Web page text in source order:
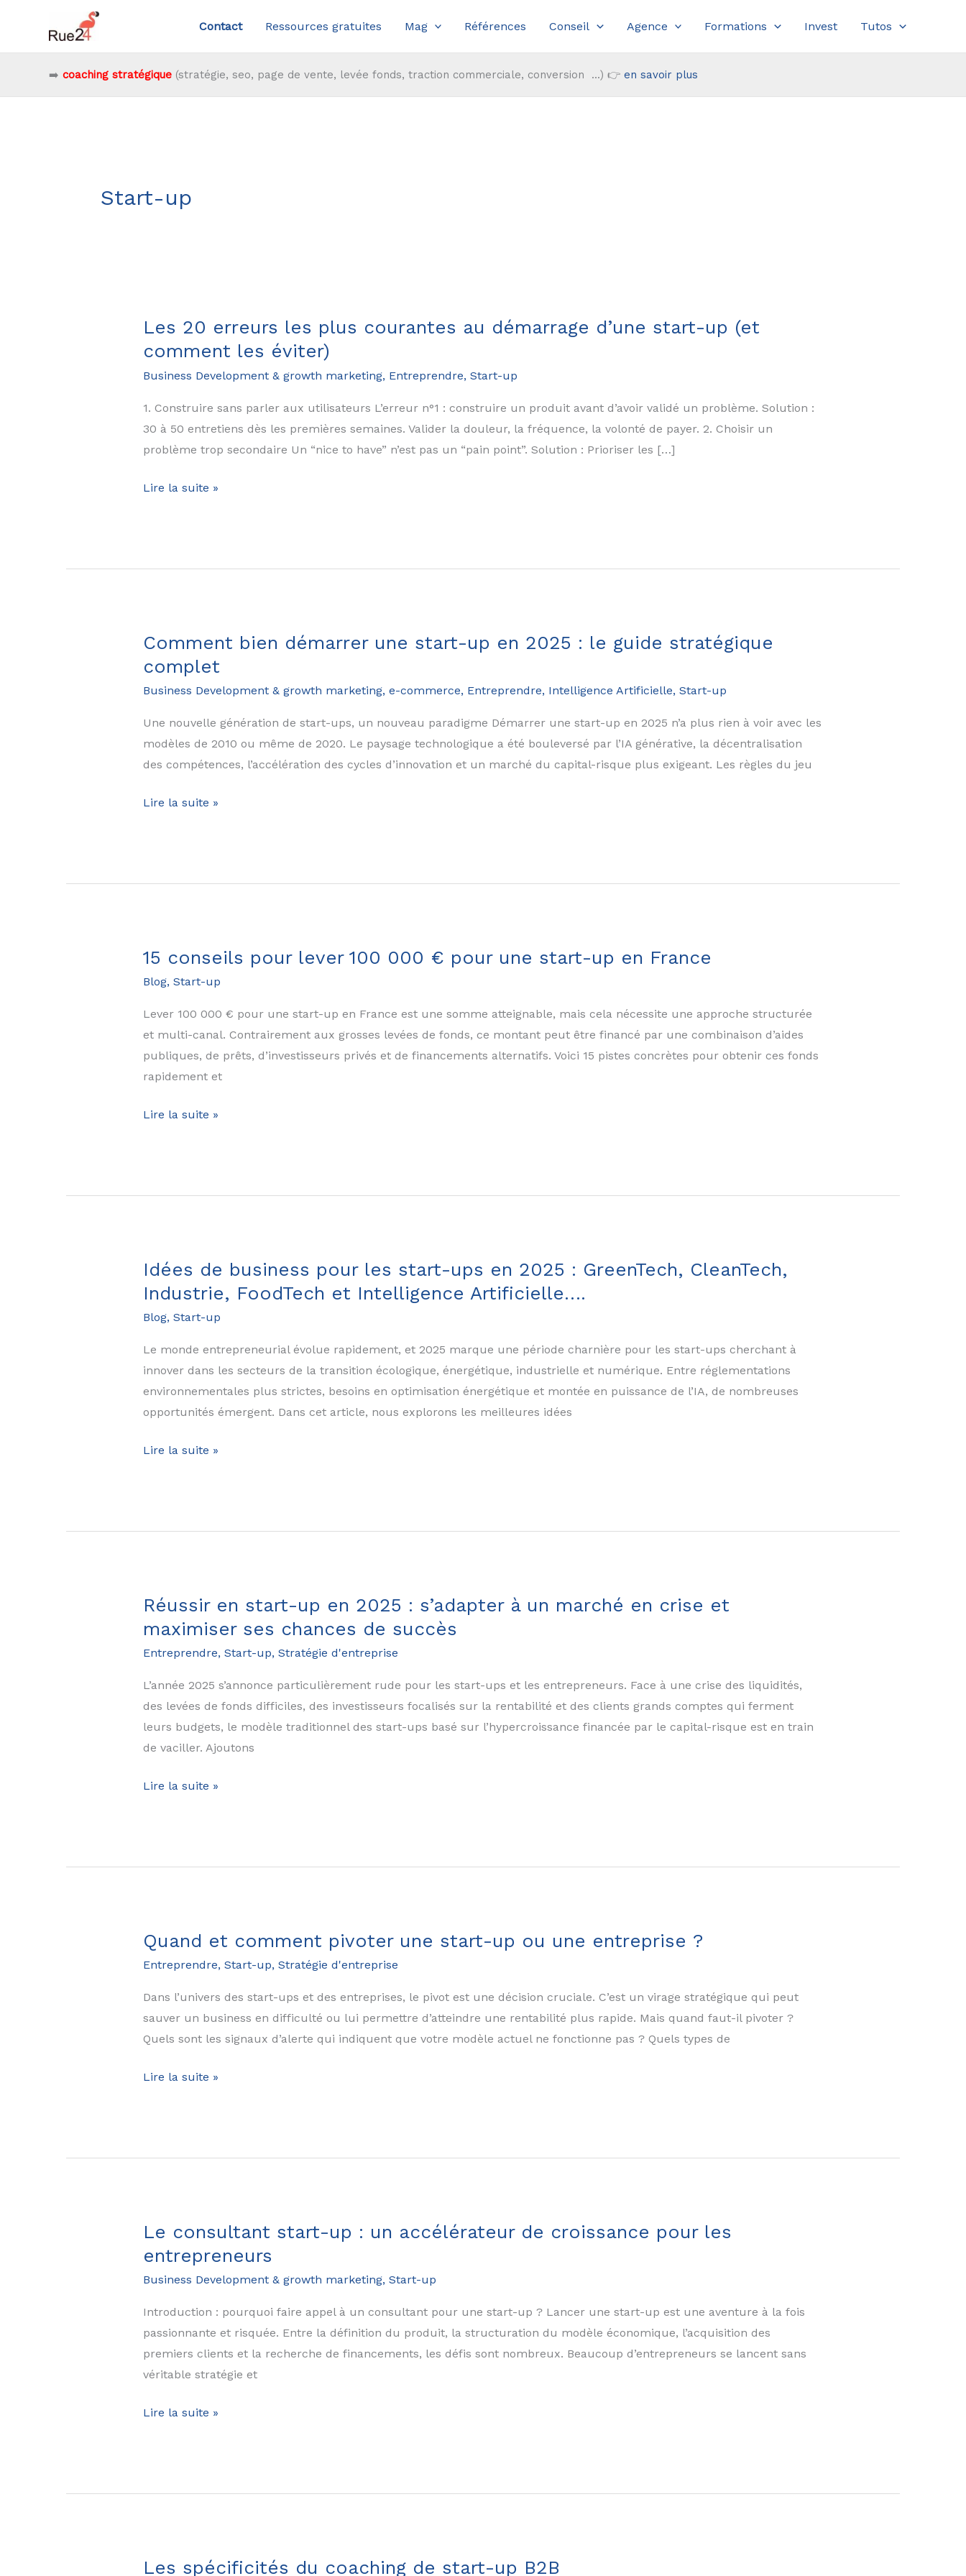
contenu
Contact Ressources gratuites Mag Références Conseil Agence Formations Invest Tutos
➡️ coaching stratégique(stratégie, seo, page de vente, levée fonds, traction commerciale, conversion ...) 👉 en savoir plus
Start-up
Les 20 erreurs les plus courantes au démarrage d’une start-up (et
comment les éviter)
Business Development & growth marketing, Entreprendre, Start-up
1. Construire sans parler aux utilisateurs L’erreur n°1 : construire un produit avant d’avoir validé un problème. Solution :
30 à 50 entretiens dès les premières semaines. Valider la douleur, la fréquence, la volonté de payer. 2. Choisir un
problème trop secondaire Un “nice to have” n’est pas un “pain point”. Solution : Prioriser les […]
Les
plus
d’une
start-
up
(et
comment
les
Lire la suite »
Comment bien démarrer une start-up en 2025 : le guide stratégique
complet
Business Development & growth marketing, e-commerce, Entreprendre, Intelligence Artificielle, Start-up
Une nouvelle génération de start-ups, un nouveau paradigme Démarrer une start-up en 2025 n’a plus rien à voir avec les
modèles de 2010 ou même de 2020. Le paysage technologique a été bouleversé par l’IA générative, la décentralisation
des compétences, l’accélération des cycles d’innovation et un marché du capital-risque plus exigeant. Les règles du jeu
Comment
start-
le
guide
stratégique
complet
Lire la suite »
15 conseils pour lever 100 000 € pour une start-up en France
Blog, Start-up
Lever 100 000 € pour une start-up en France est une somme atteignable, mais cela nécessite une approche structurée
et multi-canal. Contrairement aux grosses levées de fonds, ce montant peut être financé par une combinaison d’aides
publiques, de prêts, d’investisseurs privés et de financements alternatifs. Voici 15 pistes concrètes pour obtenir ces fonds
rapidement et
15
100
pour
une
start-
up
en
France
Lire la suite »
Idées de business pour les start-ups en 2025 : GreenTech, CleanTech,
Industrie, FoodTech et Intelligence Artificielle….
Blog, Start-up
Le monde entrepreneurial évolue rapidement, et 2025 marque une période charnière pour les start-ups cherchant à
innover dans les secteurs de la transition écologique, énergétique, industrielle et numérique. Entre réglementations
environnementales plus strictes, besoins en optimisation énergétique et montée en puissance de l’IA, de nombreuses
opportunités émergent. Dans cet article, nous explorons les meilleures idées
Idées
les
2025
:
GreenTech,
CleanTech,
Industrie,
FoodTech
et
Artificielle….
Lire la suite »
Réussir en start-up en 2025 : s’adapter à un marché en crise et
maximiser ses chances de succès
Entreprendre, Start-up, Stratégie d'entreprise
L’année 2025 s’annonce particulièrement rude pour les start-ups et les entrepreneurs. Face à une crise des liquidités,
des levées de fonds difficiles, des investisseurs focalisés sur la rentabilité et des clients grands comptes qui ferment
leurs budgets, le modèle traditionnel des start-ups basé sur l’hypercroissance financée par le capital-risque est en train
de vaciller. Ajoutons
Réussir
en
à
un
marché
en
crise
maximiser
succès
Lire la suite »
Quand et comment pivoter une start-up ou une entreprise ?
Entreprendre, Start-up, Stratégie d'entreprise
Dans l’univers des start-ups et des entreprises, le pivot est une décision cruciale. C’est un virage stratégique qui peut
sauver un business en difficulté ou lui permettre d’atteindre une rentabilité plus rapide. Mais quand faut-il pivoter ?
Quels sont les signaux d’alerte qui indiquent que votre modèle actuel ne fonctionne pas ? Quels types de
Quand
une
une
entreprise
?
Lire la suite »
Le consultant start-up : un accélérateur de croissance pour les
entrepreneurs
Business Development & growth marketing, Start-up
Introduction : pourquoi faire appel à un consultant pour une start-up ? Lancer une start-up est une aventure à la fois
passionnante et risquée. Entre la définition du produit, la structuration du modèle économique, l’acquisition des
premiers clients et la recherche de financements, les défis sont nombreux. Beaucoup d’entrepreneurs se lancent sans
véritable stratégie et
Le
:
Lire la suite »
Les spécificités du coaching de start-up B2B